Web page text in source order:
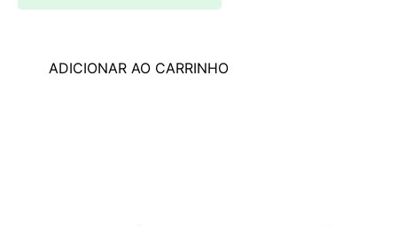
ADICIONAR AO CARRINHO